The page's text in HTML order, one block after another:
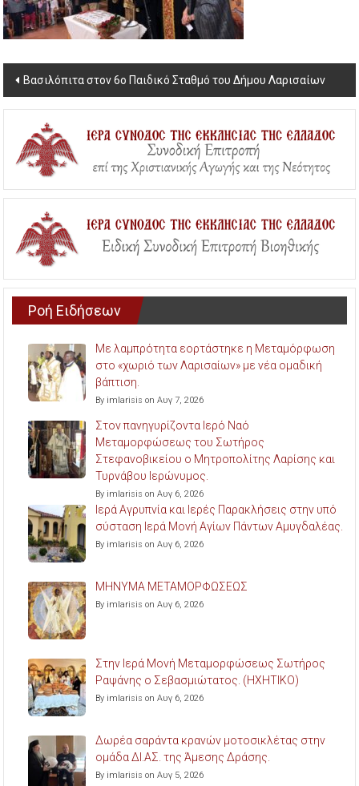
Post
navigation
Βασιλόπιτα στον 6ο Παιδικό Σταθμό του Δήμου Λαρισαίων
Ροή Ειδήσεων
Με λαμπρότητα εορτάστηκε η Μεταμόρφωση
στο «χωριό των Λαρισαίων» με νέα ομαδική
βάπτιση.
By imlarisis on Αυγ 7, 2026
Στον πανηγυρίζοντα Ιερό Ναό
Μεταμορφώσεως του Σωτήρος
Στεφανοβικείου ο Μητροπολίτης Λαρίσης και
Τυρνάβου Ιερώνυμος.
By imlarisis on Αυγ 6, 2026
Ιερά Αγρυπνία και Ιερές Παρακλήσεις στην υπό
σύσταση Ιερά Μονή Αγίων Πάντων Αμυγδαλέας.
By imlarisis on Αυγ 6, 2026
ΜΗΝΥΜΑ ΜΕΤΑΜΟΡΦΩΣΕΩΣ
By imlarisis on Αυγ 6, 2026
Στην Ιερά Μονή Μεταμορφώσεως Σωτήρος
Ραψάνης ο Σεβασμιώτατος. (ΗΧΗΤΙΚΟ)
By imlarisis on Αυγ 6, 2026
Δωρέα σαράντα κρανών μοτοσικλέτας στην
ομάδα ΔΙ.ΑΣ. της Άμεσης Δράσης.
By imlarisis on Αυγ 5, 2026